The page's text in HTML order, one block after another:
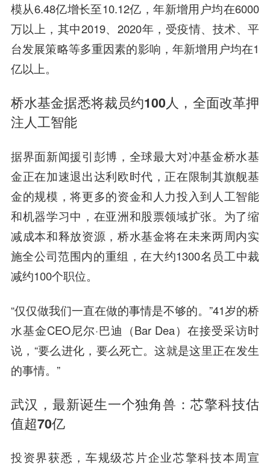
模从6.48亿增长至10.12亿，年新增用户均在6000
万以上，其中2019、2020年，受疫情、技术、平
台发展策略等多重因素的影响，年新增用户均在1
亿以上。
桥水基金据悉将裁员约100人，全面改革押
注人工智能
据界面新闻援引彭博，全球最大对冲基金桥水基
金正在加速退出达利欧时代，正在限制其旗舰基
金的规模，将更多的资金和人力投入到人工智能
和机器学习中，在亚洲和股票领域扩张。为了缩
减成本和释放资源，桥水基金将在未来两周内实
施全公司范围内的重组，在大约1300名员工中裁
减约100个职位。
“仅仅做我们一直在做的事情是不够的。”41岁的桥
水基金CEO尼尔·巴迪（Bar Dea）在接受采访时
说，“要么进化，要么死亡。这就是这里正在发生
的事情。”
武汉，最新诞生一个独角兽：芯擎科技估
值超70亿
投资界获悉，车规级芯片企业芯擎科技本周宣